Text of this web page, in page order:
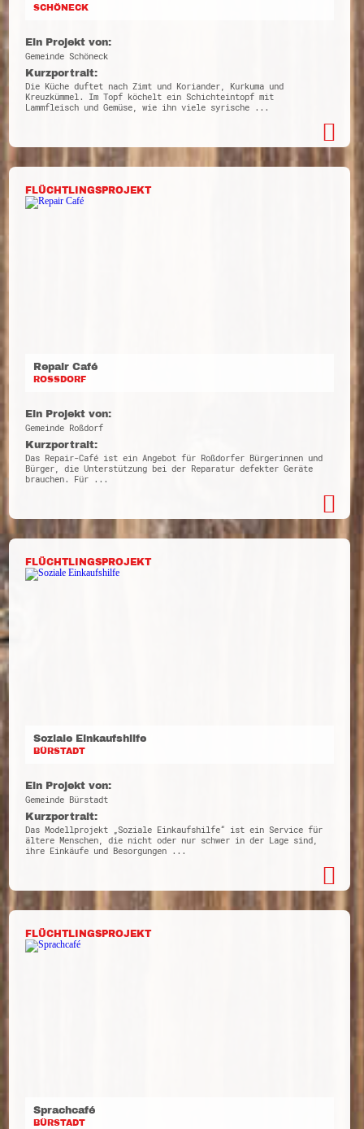
SCHÖNECK
Ein Projekt von:
Gemeinde Schöneck
Kurzportrait:
Die Küche duftet nach Zimt und Koriander, Kurkuma und
Kreuzkümmel. Im Topf köchelt ein Schichteintopf mit
Lammfleisch und Gemüse, wie ihn viele syrische ...
FLÜCHTLINGSPROJEKT
Repair Café
ROSSDORF
Ein Projekt von:
Gemeinde Roßdorf
Kurzportrait:
Das Repair-Café ist ein Angebot für Roßdorfer Bürgerinnen und
Bürger, die Unterstützung bei der Reparatur defekter Geräte
brauchen. Für ...
FLÜCHTLINGSPROJEKT
Soziale Einkaufshilfe
BÜRSTADT
Ein Projekt von:
Gemeinde Bürstadt
Kurzportrait:
Das Modellprojekt „Soziale Einkaufshilfe“ ist ein Service für
ältere Menschen, die nicht oder nur schwer in der Lage sind,
ihre Einkäufe und Besorgungen ...
FLÜCHTLINGSPROJEKT
Sprachcafé
BÜRSTADT